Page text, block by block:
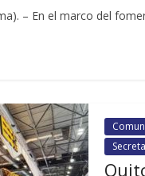
– En el marco del